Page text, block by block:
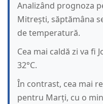
Analizând prognoza
Mitrești, săptămâna
de temperatură.
Cea mai caldă zi va fi
32°C.
În contrast, cea mai
pentru Marți, cu o